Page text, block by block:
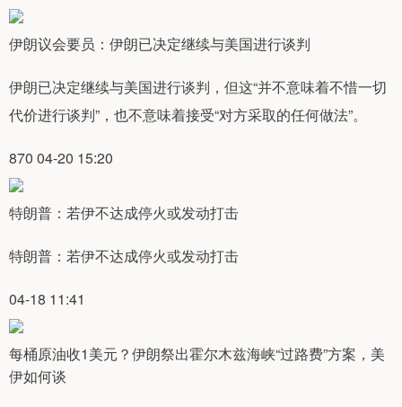
伊朗议会要员：伊朗已决定继续与美国进行谈判
伊朗已决定继续与美国进行谈判，但这“并不意味着不惜一切
代价进行谈判”，也不意味着接受“对方采取的任何做法”。
870 04-20 15:20
特朗普：若伊不达成停火或发动打击
特朗普：若伊不达成停火或发动打击
04-18 11:41
每桶原油收1美元？伊朗祭出霍尔木兹海峡“过路费”方案，美
伊如何谈